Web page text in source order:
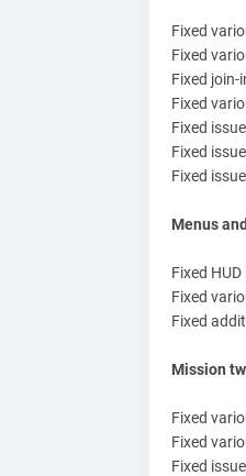
Fixed
Fixed
Fixed join-
Fixed
Fixed
Fixed
Fixed
Menus
Fixed
Fixed
Fixed
Mission
Fixed
Fixed
Fixed